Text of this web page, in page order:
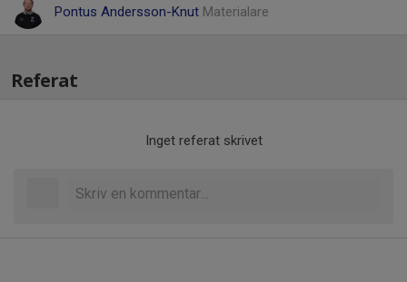
Pontus Andersson-Knut Materialare
Referat
Inget referat skrivet